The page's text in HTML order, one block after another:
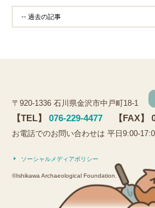
〒920-1336 石川県金沢市中戸町18-1
【TEL】 076-229-4477 【FAX】
お電話でのお問い合わせは 平日9:00-
ソーシャルメディアポリシー
©Ishikawa Archaeological Foundation.